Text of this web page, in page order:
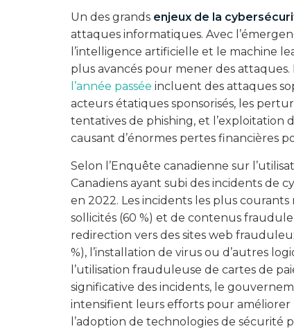
Un des grands enjeux de la
attaques informatiques. Avec
l’intelligence artificielle et le machine
plus avancés pour mener des
l’année passée incluent des attaques
acteurs étatiques sponsorisés, les
tentatives de phishing, et l’exploitation
causant d’énormes pertes financières
Selon l’Enquête canadienne sur
Canadiens ayant subi des incidents de
en 2022. Les incidents les plus
sollicités (60 %) et de contenus
redirection vers des sites web
%), l’installation de virus ou d’autres
l’utilisation frauduleuse de cartes de
significative des incidents, le
intensifient leurs efforts pour améliorer
l’adoption de technologies de sécurité